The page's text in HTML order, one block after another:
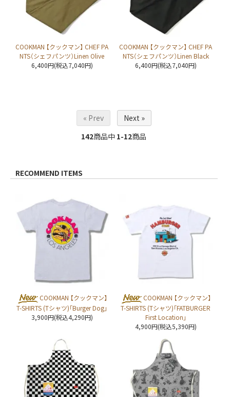
COOKMAN 【クックマン】 CHEF PA
NTS（シェフパンツ）Linen Olive
6,400円(税込7,040円)
COOKMAN 【クックマン】 CHEF PA
NTS（シェフパンツ）Linen Black
6,400円(税込7,040円)
« Prev
Next »
142商品中 1-12商品
RECOMMEND ITEMS
COOKMAN 【クックマン】
T-SHIRTS (Tシャツ)「Burger Dog」
3,900円(税込4,290円)
COOKMAN 【クックマン】
T-SHIRTS (Tシャツ)「FATBURGER
First Location」
4,900円(税込5,390円)